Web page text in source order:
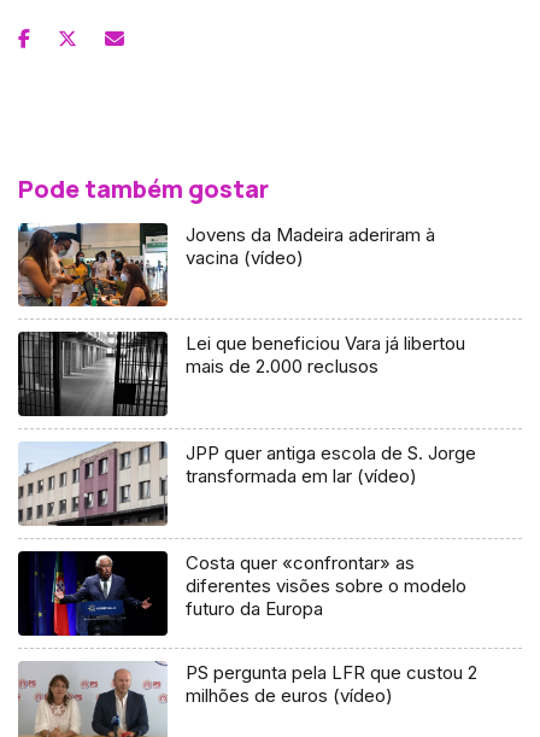
Pode também gostar
Jovens da Madeira aderiram à
vacina (vídeo)
Lei que beneficiou Vara já libertou
mais de 2.000 reclusos
JPP quer antiga escola de S. Jorge
transformada em lar (vídeo)
Costa quer «confrontar» as
diferentes visões sobre o modelo
futuro da Europa
PS pergunta pela LFR que custou 2
milhões de euros (vídeo)